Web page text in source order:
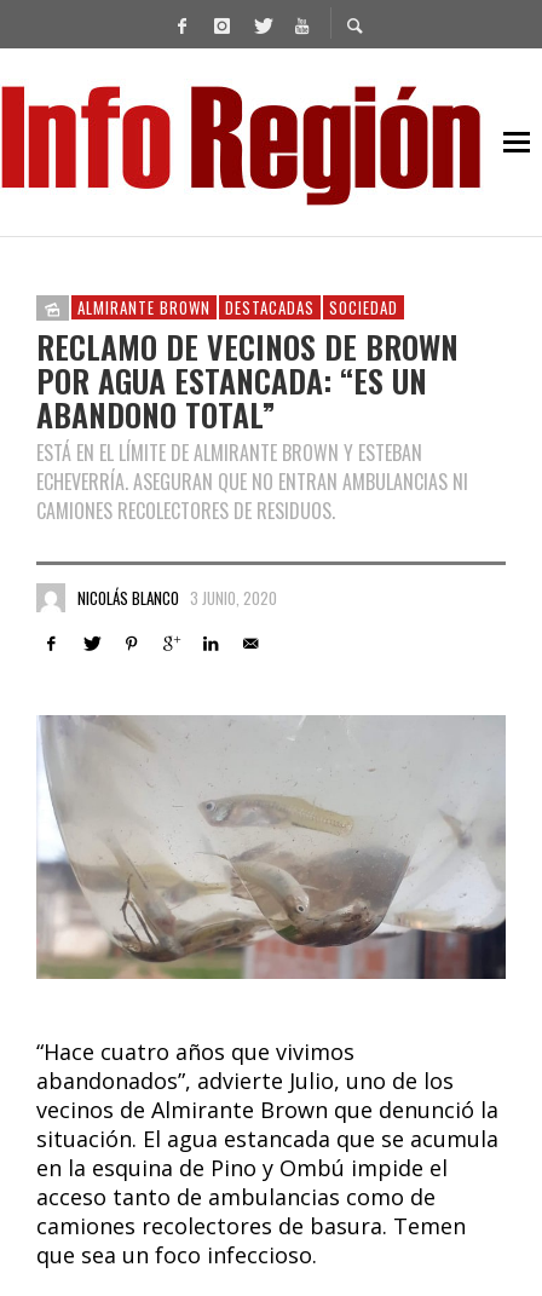
ALMIRANTE BROWN DESTACADAS SOCIEDAD
RECLAMO DE VECINOS DE BROWN
POR AGUA ESTANCADA: “ES UN
ABANDONO TOTAL”
ESTÁ EN EL LÍMITE DE ALMIRANTE BROWN Y ESTEBAN
ECHEVERRÍA. ASEGURAN QUE NO ENTRAN AMBULANCIAS NI
CAMIONES RECOLECTORES DE RESIDUOS.
NICOLÁS BLANCO 3 JUNIO, 2020
“Hace cuatro años que vivimos
abandonados”, advierte Julio, uno de los
vecinos de Almirante Brown que denunció la
situación. El agua estancada que se acumula
en la esquina de Pino y Ombú impide el
acceso tanto de ambulancias como de
camiones recolectores de basura. Temen
que sea un foco infeccioso.